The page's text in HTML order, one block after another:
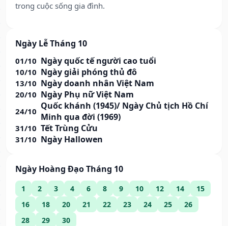
trong cuộc sống gia đình.
Ngày Lễ Tháng 10
01/10 Ngày quốc tế người cao tuổi
10/10 Ngày giải phóng thủ đô
13/10 Ngày doanh nhân Việt Nam
20/10 Ngày Phụ nữ Việt Nam
24/10 Quốc khánh (1945)/ Ngày Chủ tịch Hồ Chí
Minh qua đời (1969)
31/10 Tết Trùng Cửu
31/10 Ngày Hallowen
Ngày Hoàng Đạo Tháng 10
1 2 3 4 6 8 9 10 12 14
15
16
18 20 21 22 23 24 25
26
28
29 30